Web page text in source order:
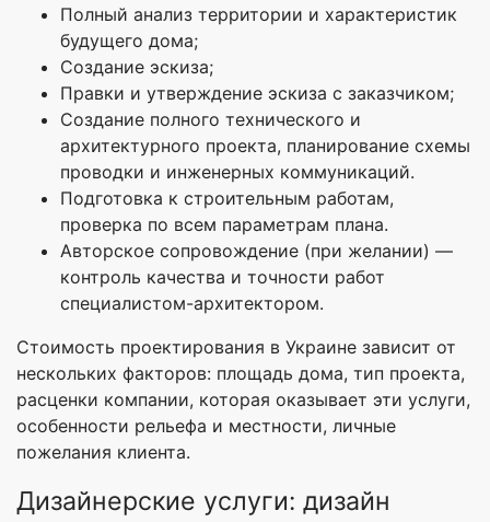
Полный анализ территории и характеристик
будущего дома;
Создание эскиза;
Правки и утверждение эскиза с заказчиком;
Создание полного технического и
архитектурного проекта, планирование схемы
проводки и инженерных коммуникаций.
Подготовка к строительным работам,
проверка по всем параметрам плана.
Авторское сопровождение (при желании) —
контроль качества и точности работ
специалистом-архитектором.
Стоимость проектирования в Украине зависит от
нескольких факторов: площадь дома, тип проекта,
расценки компании, которая оказывает эти услуги,
особенности рельефа и местности, личные
пожелания клиента.
Дизайнерские услуги: дизайн